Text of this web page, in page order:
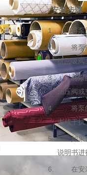
安装步骤
将泵固
将泵的
抗回吸阀
将泵的
回压阀或
将泵的
击或干扰
如果需
说明书进
在安装